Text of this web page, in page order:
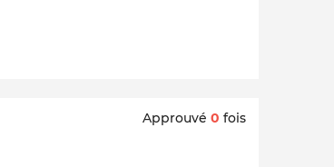
Approuvé 0 fois